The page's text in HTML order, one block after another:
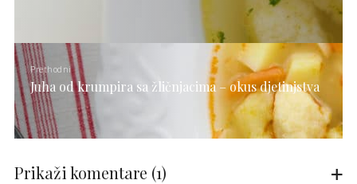
Prethodni
Juha od krumpira sa žličnjacima – okus djetinjstva
Prikaži komentare (1)